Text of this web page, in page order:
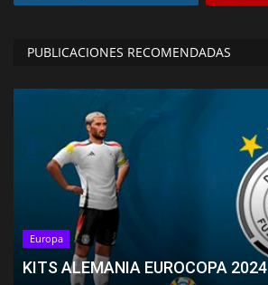
PUBLICACIONES RECOMENDADAS
Europa
KITS ALEMANIA EUROCOPA 2024